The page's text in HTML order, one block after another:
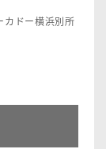
カドー横浜別所